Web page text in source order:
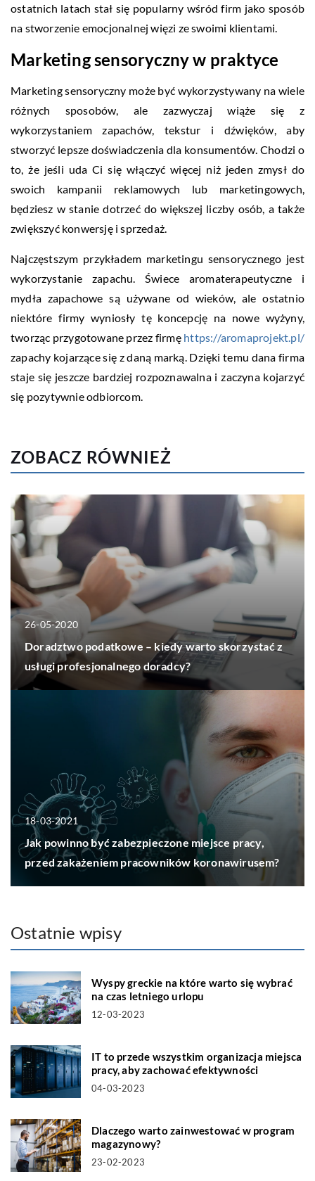
ostatnich latach stał się popularny wśród firm jako sposób
na stworzenie emocjonalnej więzi ze swoimi klientami.
Marketing sensoryczny w praktyce
Marketing sensoryczny może być wykorzystywany na wiele
różnych sposobów, ale zazwyczaj wiąże się z
wykorzystaniem zapachów, tekstur i dźwięków, aby
stworzyć lepsze doświadczenia dla konsumentów. Chodzi o
to, że jeśli uda Ci się włączyć więcej niż jeden zmysł do
swoich kampanii reklamowych lub marketingowych,
będziesz w stanie dotrzeć do większej liczby osób, a także
zwiększyć konwersję i sprzedaż.
Najczęstszym przykładem marketingu sensorycznego jest
wykorzystanie zapachu. Świece aromaterapeutyczne i
mydła zapachowe są używane od wieków, ale ostatnio
niektóre firmy wyniosły tę koncepcję na nowe wyżyny,
tworząc przygotowane przez firmę https://aromaprojekt.pl/
zapachy kojarzące się z daną marką. Dzięki temu dana firma
staje się jeszcze bardziej rozpoznawalna i zaczyna kojarzyć
się pozytywnie odbiorcom.
ZOBACZ RÓWNIEŻ
26-05-2020
Doradztwo podatkowe – kiedy warto skorzystać z
usługi profesjonalnego doradcy?
18-03-2021
Jak powinno być zabezpieczone miejsce pracy,
przed zakażeniem pracowników koronawirusem?
Ostatnie wpisy
Wyspy greckie na które warto się wybrać
na czas letniego urlopu
12-03-2023
IT to przede wszystkim organizacja miejsca
pracy, aby zachować efektywności
04-03-2023
Dlaczego warto zainwestować w program
magazynowy?
23-02-2023